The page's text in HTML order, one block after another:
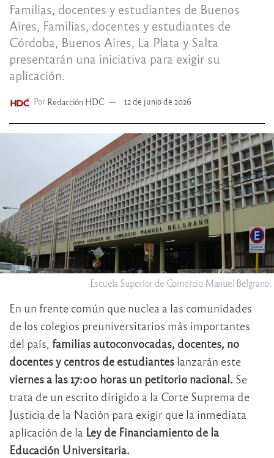
Familias, docentes y estudiantes de Buenos
Aires, Familias, docentes y estudiantes de
Córdoba, Buenos Aires, La Plata y Salta
presentarán una iniciativa para exigir su
aplicación.
Por Redacción HDC 12 de junio de 2026
Escuela Superior de Comercio Manuel Belgrano.
En un frente común que nuclea a las comunidades
de los colegios preuniversitarios más importantes
del país, familias autoconvocadas, docentes, no
docentes y centros de estudiantes lanzarán este
viernes a las 17:00 horas un petitorio nacional. Se
trata de un escrito dirigido a la Corte Suprema de
Justicia de la Nación para exigir que la inmediata
aplicación de la Ley de Financiamiento de la
Educación Universitaria.